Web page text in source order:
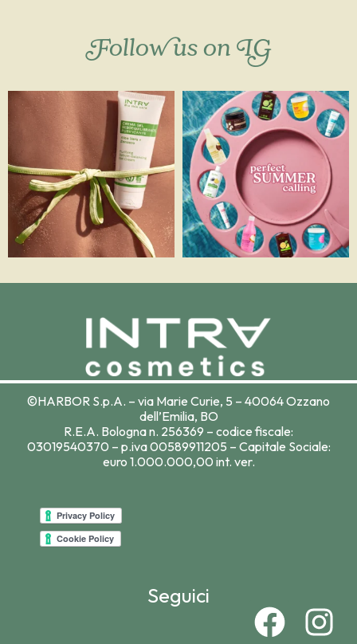
Follow us on IG
©HARBOR S.p.A. – via Marie Curie, 5 – 40064 Ozzano
dell’Emilia, BO
R.E.A. Bologna n. 256369 – codice fiscale:
03019540370 – p.iva 00589911205 – Capitale Sociale:
euro 1.000.000,00 int. ver.
Seguici
F I